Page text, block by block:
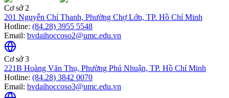
Cơ sở 2
201 Nguyễn Chí Thanh, Phường Chợ Lớn, TP. Hồ Chí Minh
Hotline: (84.28) 3955 5548
Email: bvdaihoccoso2@umc.edu.vn
Cơ sở 3
221B Hoàng Văn Thụ, Phường Phú Nhuận, TP. Hồ Chí Minh
Hotline: (84.28) 3842 0070
Email: bvdaihoccoso3@umc.edu.vn